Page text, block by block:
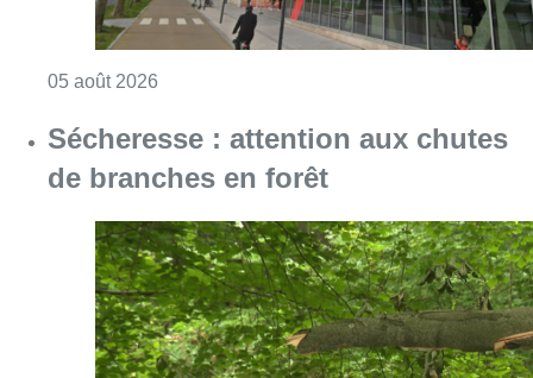
05 août 2026
Sécheresse : attention aux chutes
de branches en forêt